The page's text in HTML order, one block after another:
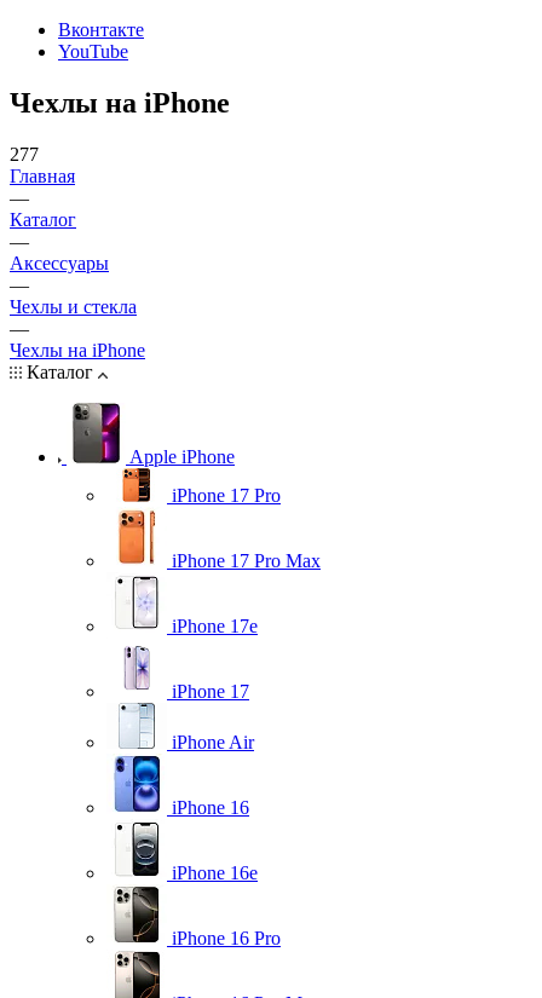
Вконтакте
YouTube
Чехлы на iPhone
277
Главная
—
Каталог
—
Аксессуары
—
Чехлы и стекла
—
Чехлы на iPhone
Каталог
Apple iPhone
iPhone 17 Pro
iPhone 17 Pro Max
iPhone 17e
iPhone 17
iPhone Air
iPhone 16
iPhone 16e
iPhone 16 Pro